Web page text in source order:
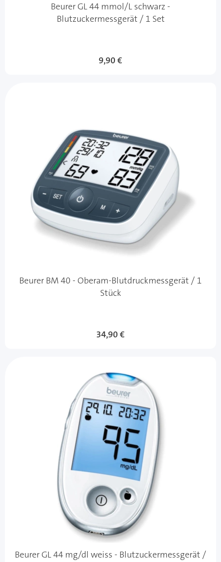
Beurer GL 44 mmol/L schwarz -
Blutzuckermessgerät / 1 Set
9,90 €
Beurer BM 40 - Oberam-Blutdruckmessgerät / 1
Stück
34,90 €
Beurer GL 44 mg/dl weiss - Blutzuckermessgerät /